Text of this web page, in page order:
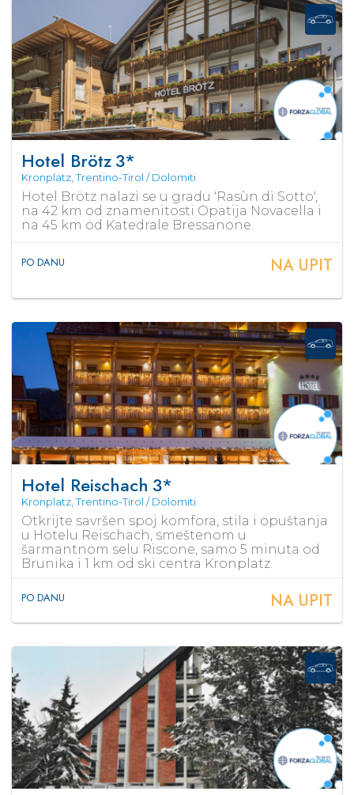
Hotel Brötz3*
Kronplatz, Trentino-Tirol / Dolomiti
Hotel Brötz nalazi se u gradu 'Rasùn di Sotto',
na 42 km od znamenitosti Opatija Novacella i
na 45 km od Katedrale Bressanone.
PO DANU NA UPIT
Hotel Reischach 3*
Kronplatz, Trentino-Tirol / Dolomiti
Otkrijte savršen spoj komfora, stila i opuštanja
u Hotelu Reischach, smeštenom u
šarmantnom selu Riscone, samo 5 minuta od
Brunika i 1 km od ski centra Kronplatz.
PO DANU NA UPIT